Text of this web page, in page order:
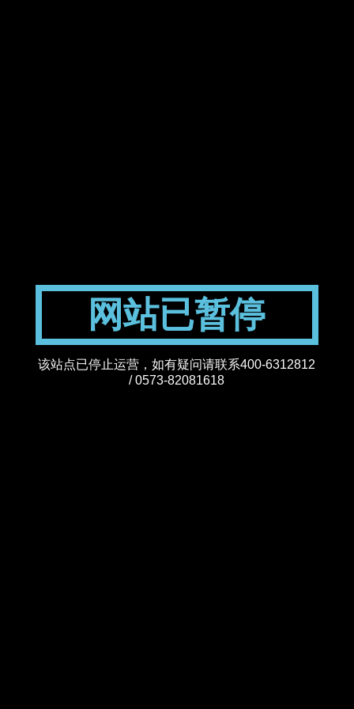
网站已暂停
该站点已停止运营，如有疑问请联系400-6312812
/ 0573-82081618